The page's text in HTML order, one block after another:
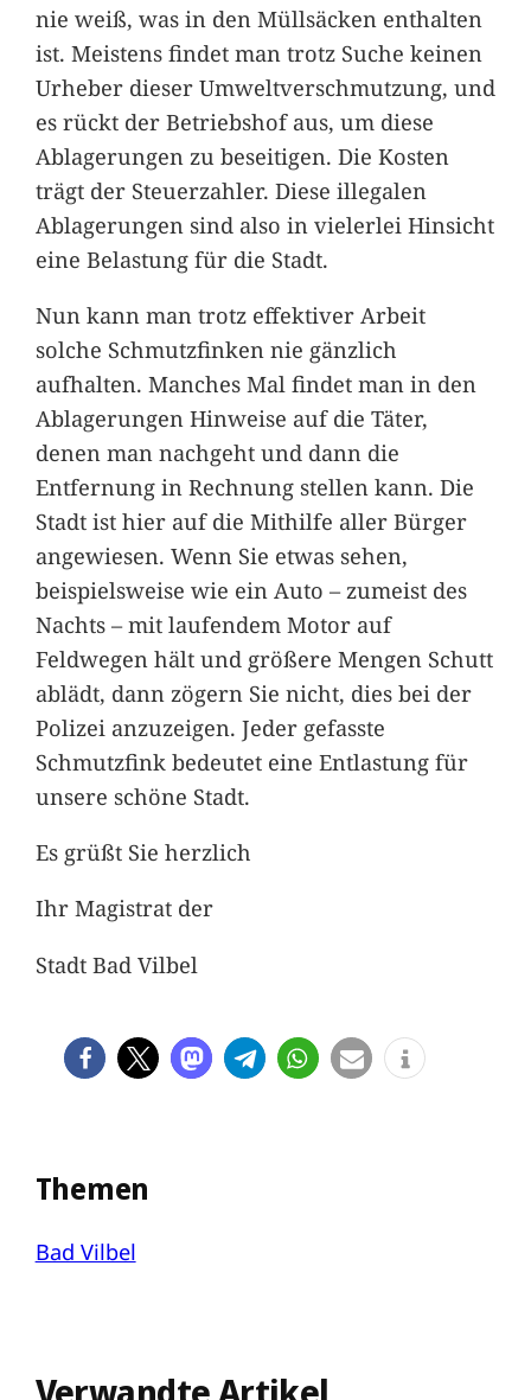
nie weiß, was in den Müllsäcken enthalten
ist. Meistens findet man trotz Suche keinen
Urheber dieser Umweltverschmutzung, und
es rückt der Betriebshof aus, um diese
Ablagerungen zu beseitigen. Die Kosten
trägt der Steuerzahler. Diese illegalen
Ablagerungen sind also in vielerlei Hinsicht
eine Belastung für die Stadt.
Nun kann man trotz effektiver Arbeit
solche Schmutzfinken nie gänzlich
aufhalten. Manches Mal findet man in den
Ablagerungen Hinweise auf die Täter,
denen man nachgeht und dann die
Entfernung in Rechnung stellen kann. Die
Stadt ist hier auf die Mithilfe aller Bürger
angewiesen. Wenn Sie etwas sehen,
beispielsweise wie ein Auto – zumeist des
Nachts – mit laufendem Motor auf
Feldwegen hält und größere Mengen Schutt
ablädt, dann zögern Sie nicht, dies bei der
Polizei anzuzeigen. Jeder gefasste
Schmutzfink bedeutet eine Entlastung für
unsere schöne Stadt.
Es grüßt Sie herzlich
Ihr Magistrat der
Stadt Bad Vilbel
Themen
Bad Vilbel